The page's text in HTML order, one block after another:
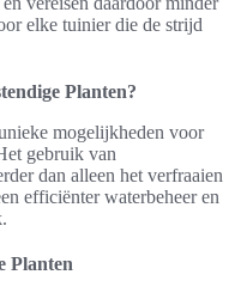
elke tuinier die de strijd
Planten?
mogelijkheden voor
gebruik van
dan alleen het verfraaien
efficiënter waterbeheer en
Planten